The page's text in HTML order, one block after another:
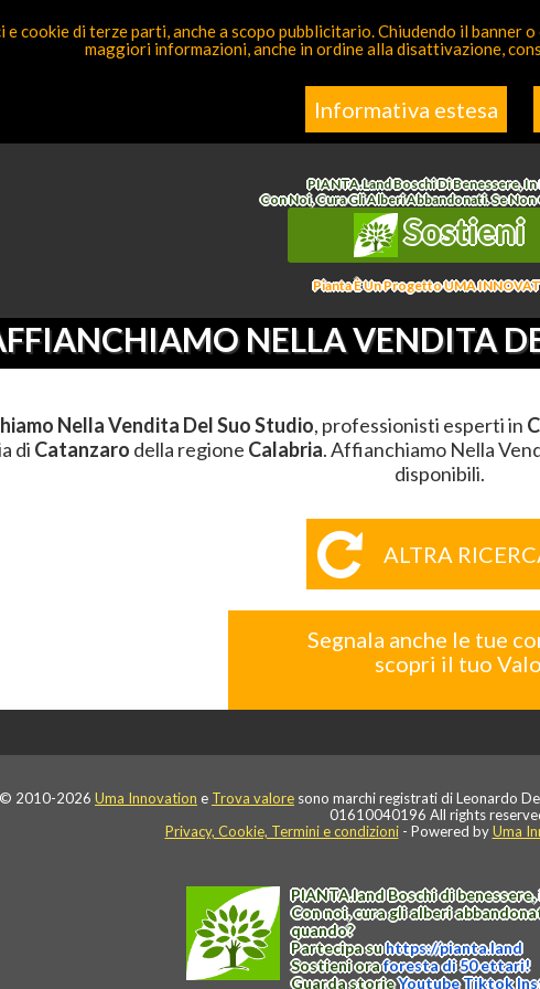
Commercio Vendita>Affianchiamo Nella Vendita Del
PIANTA.LandBoschi Di Benessere, In
Con Noi, Cura Gli Alberi Abbandonati. Se Non
Sostieni
Pianta È Un Progetto UMA
NELLA VENDITA
Nella Vendita Del Suo Studio, professionisti esperti in
di Catanzaro della regione Calabria. Affianchiamo Nella
disponibili.
ALTRA
Segnala anche le tue
scopri il tuo
2010-2026 Uma Innovation e Trova valore sono marchi registrati di Leonardo
01610040196 All rights
Privacy, Cookie, Termini e condizioni- Powered byUma
PIANTA.landBoschi di
Con noi, cura gli alberi
quando?
Partecipa suhttps://pianta.land
Sostieni oraforesta di 50 ettari!
Guarda storieYoutubeTiktok
cookie di terze parti, anche a scopo pubblicitario. Chiudendo il
maggiori informazioni, anche in ordine alla disattivazione,
Informativa estesa